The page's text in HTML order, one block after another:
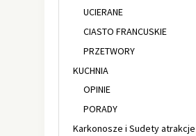
UCIERANE
CIASTO FRANCUSKIE
PRZETWORY
KUCHNIA
OPINIE
PORADY
Karkonosze i Sudety atrakcje